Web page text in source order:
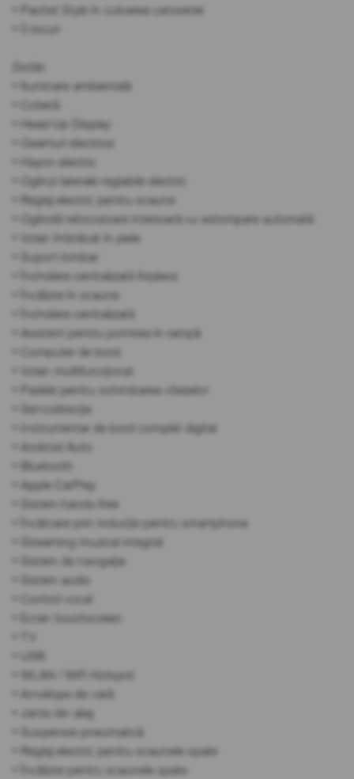
• Pachet Style în culoarea caroseriei
• 5 locuri
Dotări
• Iluminare ambientală
• Cotieră
• Head-Up Display
• Geamuri electrice
• Hayon electric
• Oglinzi laterale reglabile electric
• Reglaj electric pentru scaune
• Oglindă retrovizoare interioară cu estompare automată
• Volan îmbrăcat în piele
• Suport lombar
• Închidere centralizată Keyless
• Încălzire în scaune
• Închidere centralizată
• Asistent pentru pornirea în rampă
• Computer de bord
• Volan multifuncțional
• Padele pentru schimbarea vitezelor
• Servodirecție
• Instrumentar de bord complet digital
• Android Auto
• Bluetooth
• Apple CarPlay
• Sistem hands-free
• Încărcare prin inducție pentru smartphone
• Streaming muzical integrat
• Sistem de navigație
• Sistem audio
• Control vocal
• Ecran touchscreen
• WLAN / WiFi Hotspot
• Anvelope de vară
• Jante din aliaj
• Suspensie pneumatică
• Reglaj electric pentru scaunele spate
• Încălzire pentru scaunele spate